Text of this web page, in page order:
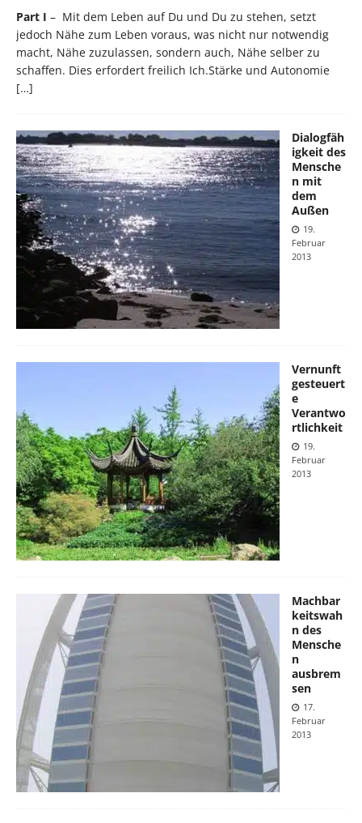
Part I – Mit dem Leben auf Du und Du zu stehen, setzt
jedoch Nähe zum Leben voraus, was nicht nur notwendig
macht, Nähe zuzulassen, sondern auch, Nähe selber zu
schaffen. Dies erfordert freilich Ich.Stärke und Autonomie
[…]
Dialogfäh
igkeit des
Mensche
n mit
dem
Außen
19.
Februar
2013
Vernunft
gesteuert
e
Verantwo
rtlichkeit
19.
Februar
2013
Machbar
keitswah
n des
Mensche
n
ausbrem
sen
17.
Februar
2013